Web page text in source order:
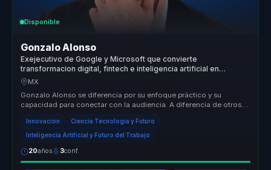
Disponible
Gonzalo Alonso
Exejecutivo de Google y Microsoft que convierte
transformacion digital, fintech e inteligencia artificial en
crecimiento y mejores decisiones para empresas.
MX
Gonzalo Alonso se diferencia por su enfoque práctico y su
capacidad para conectar con la audiencia. A diferencia de otros
speakers, Gonza...
Innovación Ciencia Tecnología y Futuro
Inteligencia Artificial y Futuro del Trabajo
20años 3conf.